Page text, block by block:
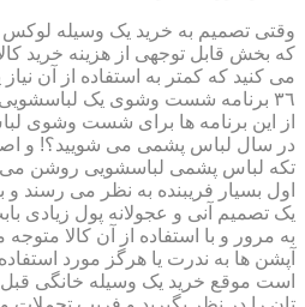
وقتی تصمیم به خرید یک وسیله لوکس
که بخش قابل توجهی از هزینه خرید
می کنید که کمتر به استفاده از آن
٣٦ برنامه شست وشوی یک
از این برنامه ها برای شست وشوی
در سال لباس پشمی می شویید؟! و
تکه لباس پشمی لباسشویی روشن می
اول بسیار فریبنده به نظر می رسند
یک تصمیم آنی و عجولانه پول زیادی
به مرور و با استفاده از آن کالا
آپشن ها به ندرت یا هرگز مورد استفاده
است موقع خرید یک وسیله خانگی